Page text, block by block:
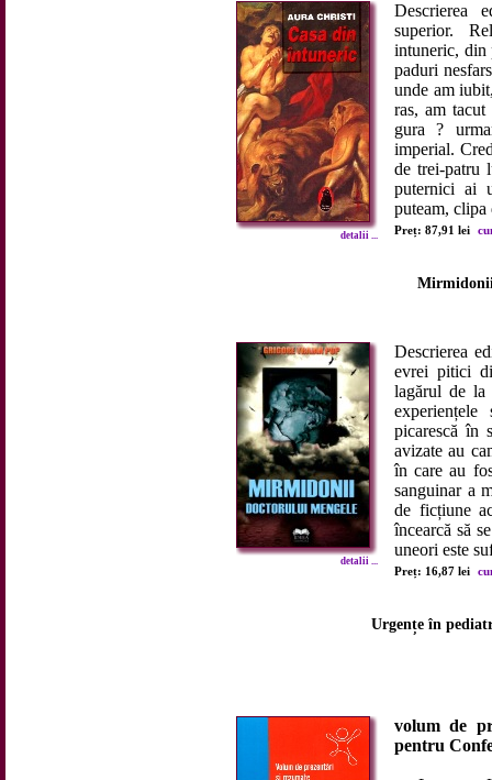
detalii ...
Descrierea
superior.
intuneric, din
paduri
unde am
ras, am
gura ?
imperial.
de trei-patru
puternici ai
puteam, clipa
Preț: 87,91 lei
detalii ...
Descrierea
evrei pitici
lagărul de
picarescă în
avizate au
în care au
sanguinar a
de ficțiune
încearcă să
uneori este
Preț: 16,87 lei
Urgențe în
volum de
pentru